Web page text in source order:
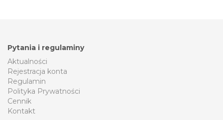
Pytania i regulaminy
Aktualności
Rejestracja konta
Regulamin
Polityka Prywatności
Cennik
Kontakt